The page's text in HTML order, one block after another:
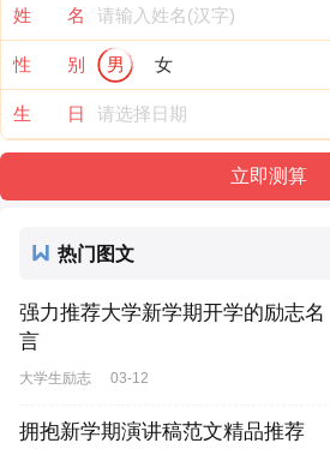
姓 名
性 别 男 女
生 日
热门图文
强力推荐大学新学期开学的励志名
言
大学生励志 03-12
拥抱新学期演讲稿范文精品推荐